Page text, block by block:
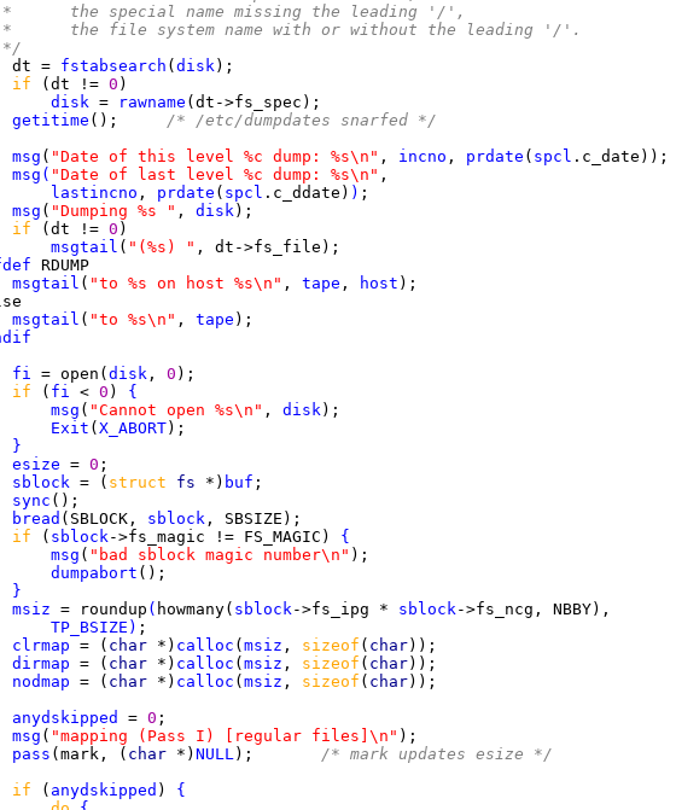
	 *	the special name missing the leading '/',
	 *	the file system name with or without the leading '/'.
*/
dt =
fstabsearch ( disk
if (dt != 0
disk = rawname
getitime ();
/* /etc/dumpdates snarfed */
msg ( "Date of this level %c dump: %s\n" , incno , prdate ( spcl
msg ( "Date of last level %c dump: %s\n"
lastincno , prdate ( spcl .c_ddate) )
msg ( "Dumping %s " , disk
if (dt != 0
msgtail ( "(%s) "
msgtail ( "to %s on host %s\n" , tape , host
msgtail ( "to %s\n" , tape
fi = open( disk , 0
if ( fi < 0 ) {
msg ( "Cannot open %s\n" , disk
Exit ( X_ABORT
}
esize = 0
sblock = ( struct fs *) buf
sync
bread (SBLOCK, sblock
if ( sblock ->fs_magic != FS_MAGIC) {
msg ( "bad sblock magic number\n"
dumpabort
}
msiz = roundup ( howmany( sblock ->fs_ipg * sblock
TP_BSIZE )
clrmap = ( char *) calloc ( msiz , sizeof ( char
dirmap = ( char *) calloc ( msiz , sizeof ( char
nodmap = ( char *) calloc ( msiz , sizeof ( char
anydskipped = 0
msg ( "mapping (Pass I) [regular files]\n"
pass (mark, ( char *) NULL );
/* mark updates esize */
if ( anydskipped ) {